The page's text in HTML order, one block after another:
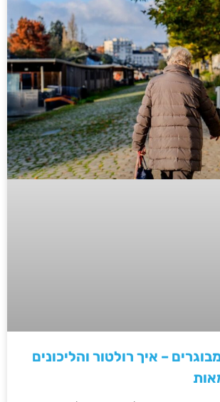
– איך רולטור והליכונים